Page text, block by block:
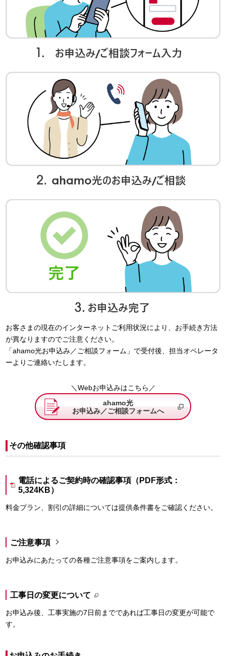
お客さまの現在のインターネットご利用状況により、お手続き方法
が異なりますのでご注意ください。
「ahamo光お申込み／ご相談フォーム」で受付後、担当オペレータ
ーよりご連絡いたします。
＼Webお申込みはこちら／
ahamo光
お申込み／ご相談フォームへ
その他確認事項
電話によるご契約時の確認事項（PDF形式：
5,324KB）
料金プラン、割引の詳細については提供条件書をご確認ください。
ご注意事項 
お申込みにあたっての各種ご注意事項をご案内します。
工事日の変更について
お申込み後、工事実施の7日前までであれば工事日の変更が可能で
す。